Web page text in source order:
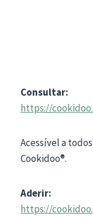
Consultar:
https://
Acessível a
Cookidoo®.
Aderir:
https://